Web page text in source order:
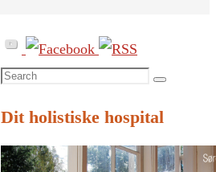
Search
Search
Dit holistiske hospital